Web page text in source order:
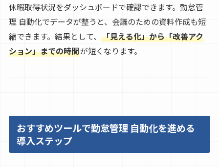
休暇取得状況をダッシュボードで確認できます。勤怠管
理 自動化でデータが整うと、会議のための資料作成も短
縮できます。結果として、 「見える化」から「改善アク
ション」までの時間が短くなります。
おすすめツールで勤怠管理 自動化を進める
導入ステップ